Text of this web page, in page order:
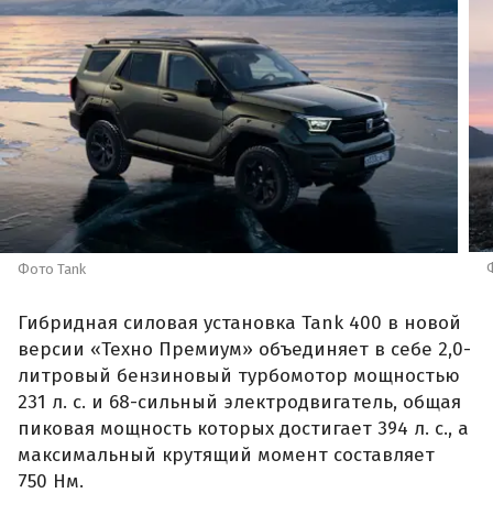
Фото Tank
Гибридная силовая установка Tank 400 в новой
версии «Техно Премиум» объединяет в себе 2,0-
литровый бензиновый турбомотор мощностью
231 л. с. и 68-сильный электродвигатель, общая
пиковая мощность которых достигает 394 л. с., а
максимальный крутящий момент составляет
750 Нм.